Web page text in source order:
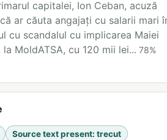
capitalei, Ion Ceban, acuză
ar căuta angajați cu salarii mari
cu scandalul cu implicarea Maiei
MoldATSA, cu 120 mii lei... 78%
Source text present: trecut